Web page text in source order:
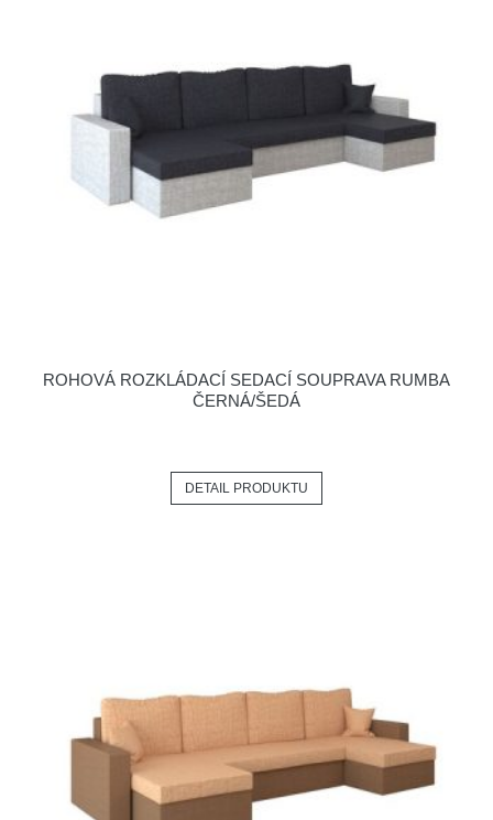
ROHOVÁ ROZKLÁDACÍ SEDACÍ SOUPRAVA RUMBA
ČERNÁ/ŠEDÁ
DETAIL PRODUKTU